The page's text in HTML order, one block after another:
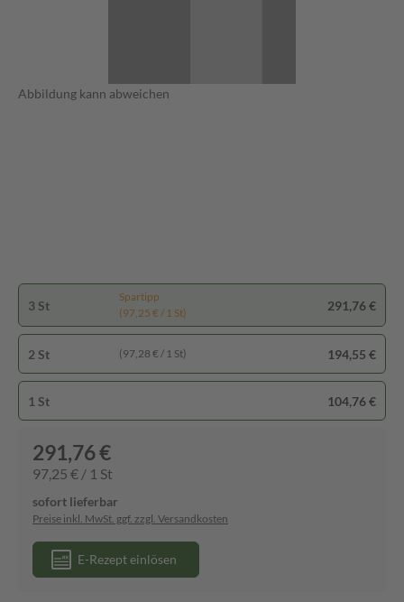
Abbildung kann abweichen
3 St
Spartipp
(97,25 € / 1 St)
291,76 €
2 St (97,28 € / 1 St) 194,55 €
1 St 104,76 €
291,76 €
97,25 € / 1 St
sofort lieferbar
Preise inkl. MwSt. ggf. zzgl. Versandkosten
E-Rezept einlösen